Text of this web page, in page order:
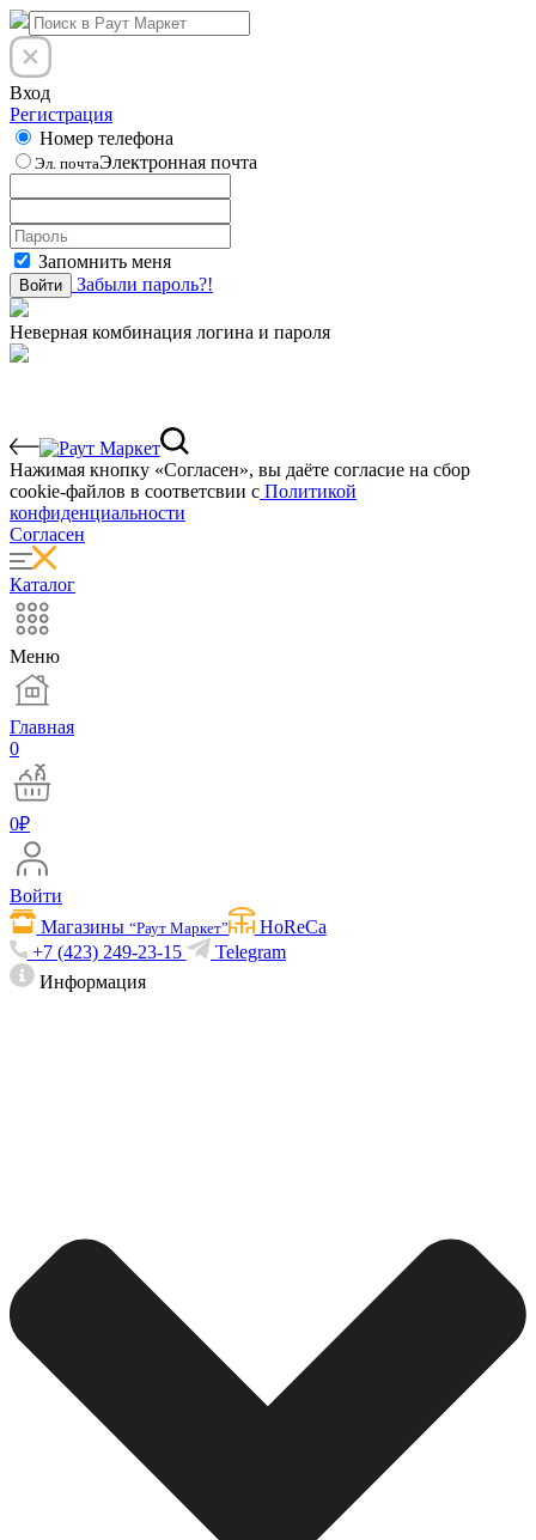
Вход
Регистрация
Номер телефона
Эл. почтаЭлектронная почта
Запомнить меня
Войти Забыли пароль?!
Неверная комбинация логина и пароля
Нажимая кнопку «Согласен», вы даёте cогласие на сбор
cookie-файлов в соответсвии с Политикой
конфиденциальности
Согласен
Каталог
Меню
Главная
0
0₽
Войти
Магазины“Раут Маркет”
HoReCa
+7 (423) 249-23-15
Telegram
Информация